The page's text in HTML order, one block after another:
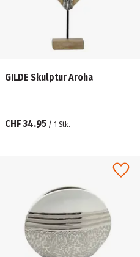
GILDE Skulptur Aroha
CHF 34.95 / 1 Stk.